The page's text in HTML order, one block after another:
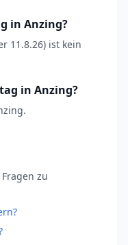
in Anzing?
11.8.26) ist kein
in Anzing?
zu